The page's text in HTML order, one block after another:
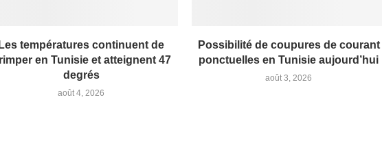
températures continuent de
en Tunisie et atteignent 47
degrés
août 4, 2026
Possibilité de coupures de courant
ponctuelles en Tunisie aujourd’hui
août 3, 2026